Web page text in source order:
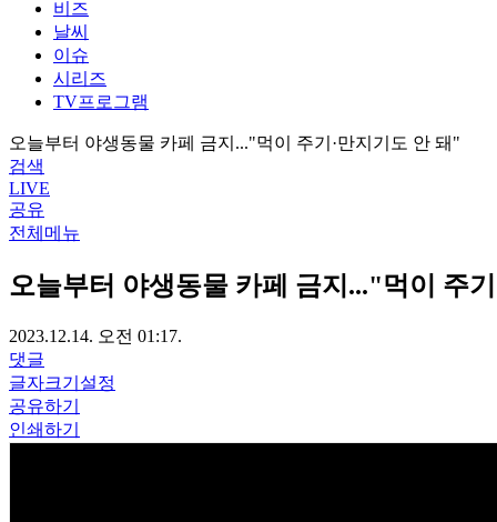
비즈
날씨
이슈
시리즈
TV프로그램
오늘부터 야생동물 카페 금지..."먹이 주기·만지기도 안 돼"
검색
LIVE
공유
전체메뉴
오늘부터 야생동물 카페 금지..."먹이 주
2023.12.14. 오전 01:17.
댓글
글자크기설정
공유하기
인쇄하기